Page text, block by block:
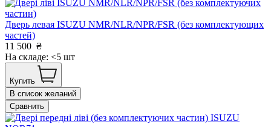
Дверь левая ISUZU NMR/NLR/NPR/FSR (без комплектующих
частей)
11 500 ₴
На складе: <5 шт
Купить
В список желаний
Сравнить